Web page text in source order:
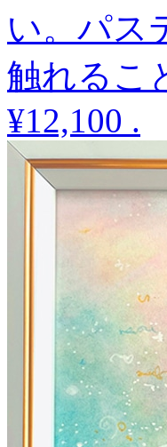
い。パス
触れるこ
¥12,100 .